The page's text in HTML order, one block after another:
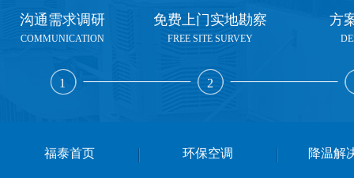
沟通需求调研
COMMUNICATION
1
免费上门实地勘察
FREE SITE SURVEY
2
方
福泰首页 环保空调 降温解